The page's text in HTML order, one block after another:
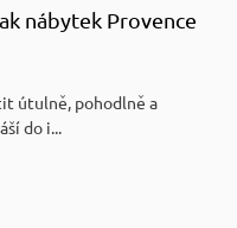
nábytek Provence
útulně, pohodlně a
do i...